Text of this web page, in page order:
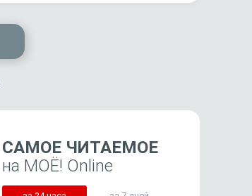
САМОЕ ЧИТАЕМОЕ
на МОЁ! Online